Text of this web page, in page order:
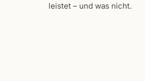
leistet – und was nicht.